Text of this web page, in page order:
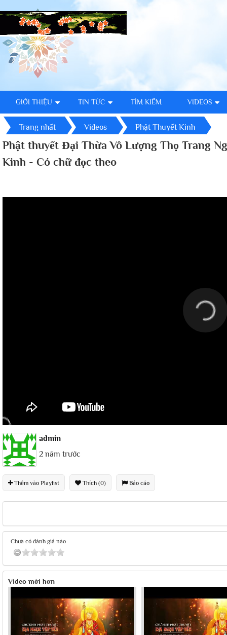
GIỚI THIỆU TIN TỨC TÌM KIẾM VIDEOS
Trang nhất Videos Phật Thuyết Kinh
Phật thuyết Đại Thừa Vô Lượng Thọ Trang
Kinh - Có chữ đọc theo
admin
2 năm trước
Thêm vào Playlist Thích (0) Báo cáo
Chưa có đánh giá nào
Video mới hơn